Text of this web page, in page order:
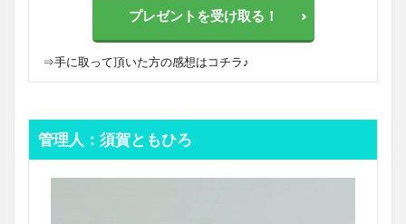
プレゼントを受け取る！
⇒手に取って頂いた方の感想はコチラ♪
管理人：須賀ともひろ